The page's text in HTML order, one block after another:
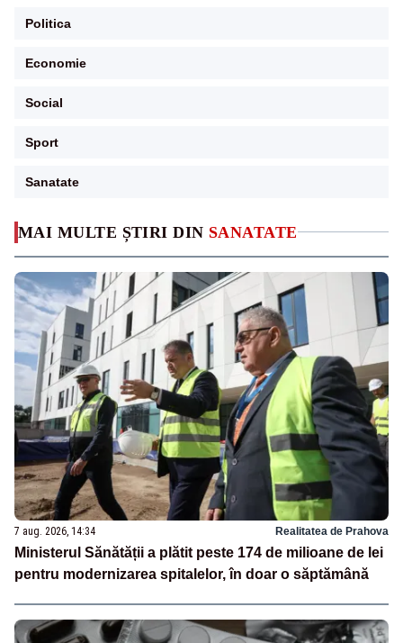
MAI MULTE ȘTIRI DIN SANATATE
7 aug. 2026, 14:34 Realitatea de Prahova
Ministerul Sănătății a plătit peste 174 de milioane de lei
pentru modernizarea spitalelor, în doar o săptămână
Politica
Economie
Social
Sport
Sanatate